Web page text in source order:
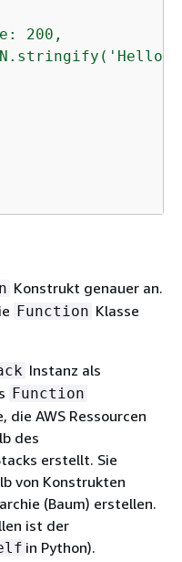
200,
Konstrukt genauer an.
Function Klasse
Instanz als
Function
AWS Ressourcen
des
erstellt. Sie
von Konstrukten
(Baum) erstellen.
ist der
in Python).